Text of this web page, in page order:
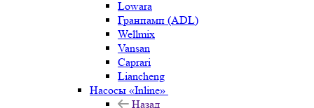
Lowara
Гранпамп (ADL)
Wellmix
Vansan
Caprari
Liancheng
Насосы «Inline»
Назад